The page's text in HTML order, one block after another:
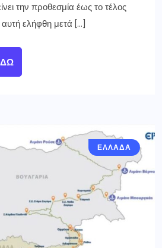
την προθεσμία έως το τέλος
ελήφθη μετά […]
ΕΛΛΑΔΑ